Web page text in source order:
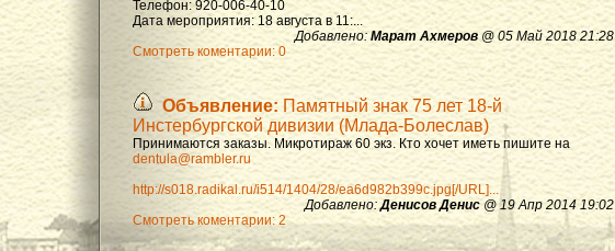
Телефон: 920-006-40-10
Дата мероприятия: 18 августа в 11:...
Добавлено: Марат Ахмеров @ 05 Май 2018 21:28
Смотреть коментарии: 0
Объявление: Памятный знак 75 лет 18-й
Инстербургской дивизии (Млада-Болеслав)
Принимаются заказы. Микротираж 60 экз. Кто хочет иметь пишите на
dentula@rambler.ru
http://s018.radikal.ru/i514/1404/28/ea6d982b399c.jpg[/URL]...
Добавлено:Денисов Денис @ 19 Апр 2014 19:02
Смотреть коментарии: 2